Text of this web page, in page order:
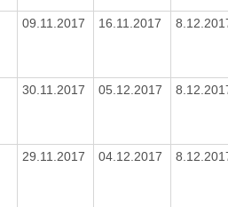
09.11.2017 16.11.2017
30.11.2017 05.12.2017
29.11.2017 04.12.2017